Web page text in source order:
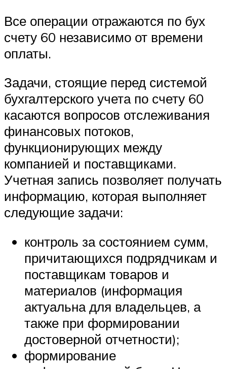
Все операции отражаются по бух
счету 60 независимо от времени
оплаты.
Задачи, стоящие перед системой
бухгалтерского учета по счету 60
касаются вопросов отслеживания
финансовых потоков,
функционирующих между
компанией и поставщиками.
Учетная запись позволяет получать
информацию, которая выполняет
следующие задачи:
контроль за состоянием сумм,
причитающихся подрядчикам и
поставщикам товаров и
материалов (информация
актуальна для владельцев, а
также при формировании
достоверной отчетности);
формирование